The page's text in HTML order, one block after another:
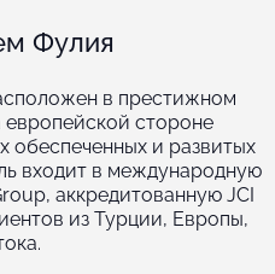
Фулия
в престижном
стороне
и развитых
входит в международную
аккредитованную JCI
из Турции, Европы,